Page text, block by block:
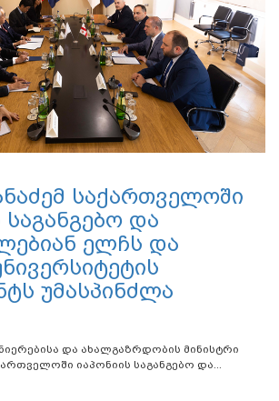
საქართველოში
საგანგებო და
ელჩს და
უმასპინძლა
და ახალგაზრდობის მინისტრი
იაპონიის საგანგებო და...